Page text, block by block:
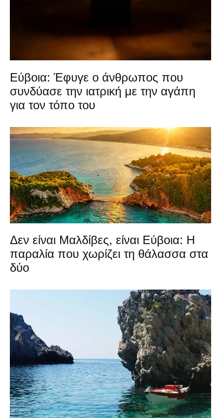
Εύβοια: Έφυγε ο άνθρωπος που
συνδύασε την ιατρική με την αγάπη
για τον τόπο του
Δεν είναι Μαλδίβες, είναι Εύβοια: Η
παραλία που χωρίζει τη θάλασσα στα
δύο